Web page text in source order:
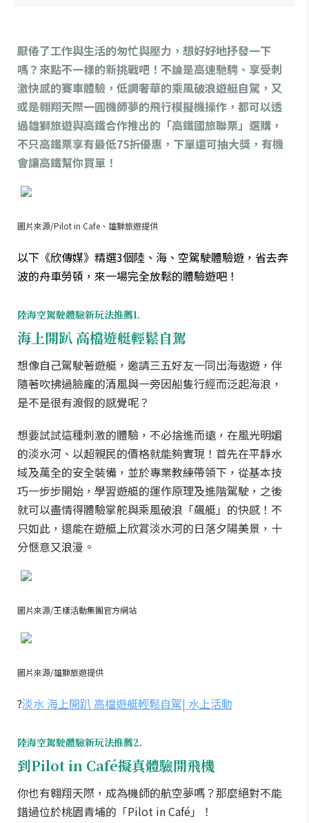
厭倦了工作與生活的匆忙與壓力，想好好地抒發一下
嗎？來點不一樣的新挑戰吧！不論是高速馳騁、享受刺
激快感的賽車體驗，低調奢華的乘風破浪遊艇自駕，又
或是翱翔天際一圓機師夢的飛行模擬機操作，都可以透
過雄獅旅遊與高鐵合作推出的「高鐵國旅聯票」選購，
不只高鐵票享有最低75折優惠，下單還可抽大獎，有機
會讓高鐵幫你買單！
圖片來源/Pilot in Cafe、雄獅旅遊提供
以下《欣傳媒》精選3個陸、海、空駕駛體驗遊，省去奔
波的舟車勞頓，來一場完全放鬆的體驗遊吧！
陸海空駕駛體驗新玩法推薦1.
海上開趴 高檔遊艇輕鬆自駕
想像自己駕駛著遊艇，邀請三五好友一同出海遨遊，伴
隨著吹拂過臉龐的清風與一旁因船隻行經而泛起海浪，
是不是很有渡假的感覺呢？
想要試試這種刺激的體驗，不必捨進而遠，在風光明媚
的淡水河、以超親民的價格就能夠實現！首先在平靜水
域及萬全的安全裝備，並於專業教練帶領下，從基本技
巧一步步開始，學習遊艇的運作原理及進階駕駛，之後
就可以盡情得體驗掌舵與乘風破浪「飆艇」的快感！不
只如此，還能在遊艇上欣賞淡水河的日落夕陽美景，十
分愜意又浪漫。
圖片來源/王樣活動集團官方網站
圖片來源/雄獅旅遊提供
?淡水 海上開趴 高檔遊艇輕鬆自駕| 水上活動
陸海空駕駛體驗新玩法推薦2.
到Pilot in Café擬真體驗開飛機
你也有翱翔天際，成為機師的航空夢嗎？那麼絕對不能
錯過位於桃園青埔的「Pilot in Café」！